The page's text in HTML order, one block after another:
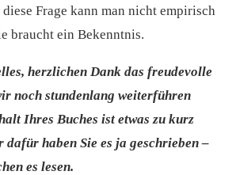
Frage kann man nicht empirisch
braucht ein Bekenntnis.
herzlichen Dank das freudevolle
noch stundenlang weiterführen
Ihres Buches ist etwas zu kurz
dafür haben Sie es ja geschrieben –
es lesen.